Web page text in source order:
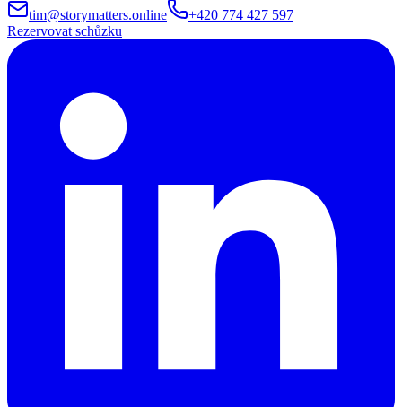
tim@storymatters.online
+420 774 427 597
Rezervovat schůzku